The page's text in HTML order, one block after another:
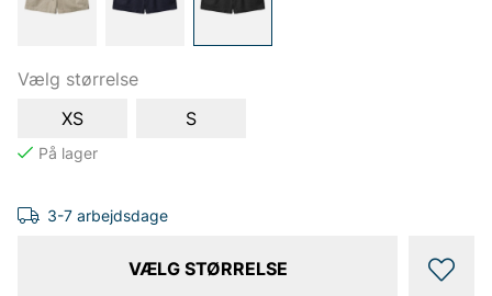
Vælg størrelse
XS
S
3-7 arbejdsdage
VÆLG STØRRELSE